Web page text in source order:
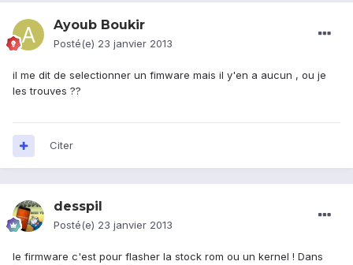
Ayoub Boukir
Posté(e) 23 janvier 2013
il me dit de selectionner un fimware mais il y'en a aucun , ou je
les trouves ??
Citer
desspil
Posté(e) 23 janvier 2013
le firmware c'est pour flasher la stock rom ou un kernel ! Dans